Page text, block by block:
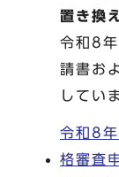
置き換
令和8
請書お
してい
令和8
格審査